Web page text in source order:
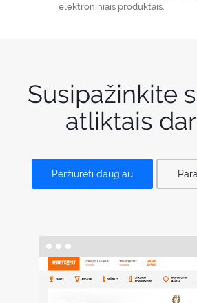
elektroniniais produktais.
Susipažinkite
atliktais
Peržiūrėti daugiau